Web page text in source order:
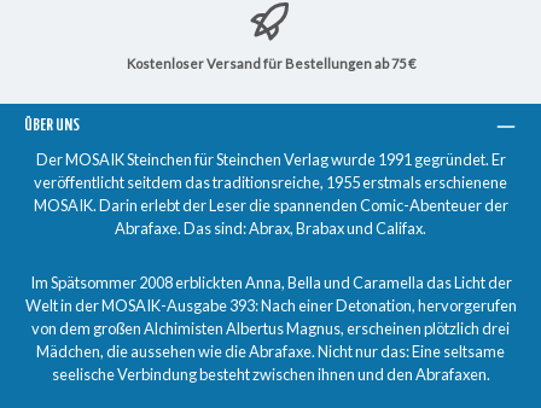
Kostenloser Versand für Bestellungen ab 75 €
ÜBER UNS
Der MOSAIK Steinchen für Steinchen Verlag wurde 1991 gegründet. Er
veröffentlicht seitdem das traditionsreiche, 1955 erstmals erschienene
MOSAIK. Darin erlebt der Leser die spannenden Comic-Abenteuer der
Abrafaxe. Das sind: Abrax, Brabax und Califax.
Im Spätsommer 2008 erblickten Anna, Bella und Caramella das Licht der
Welt in der MOSAIK-Ausgabe 393: Nach einer Detonation, hervorgerufen
von dem großen Alchimisten Albertus Magnus, erscheinen plötzlich drei
Mädchen, die aussehen wie die Abrafaxe. Nicht nur das: Eine seltsame
seelische Verbindung besteht zwischen ihnen und den Abrafaxen.